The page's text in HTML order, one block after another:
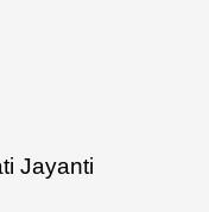
Jayanti